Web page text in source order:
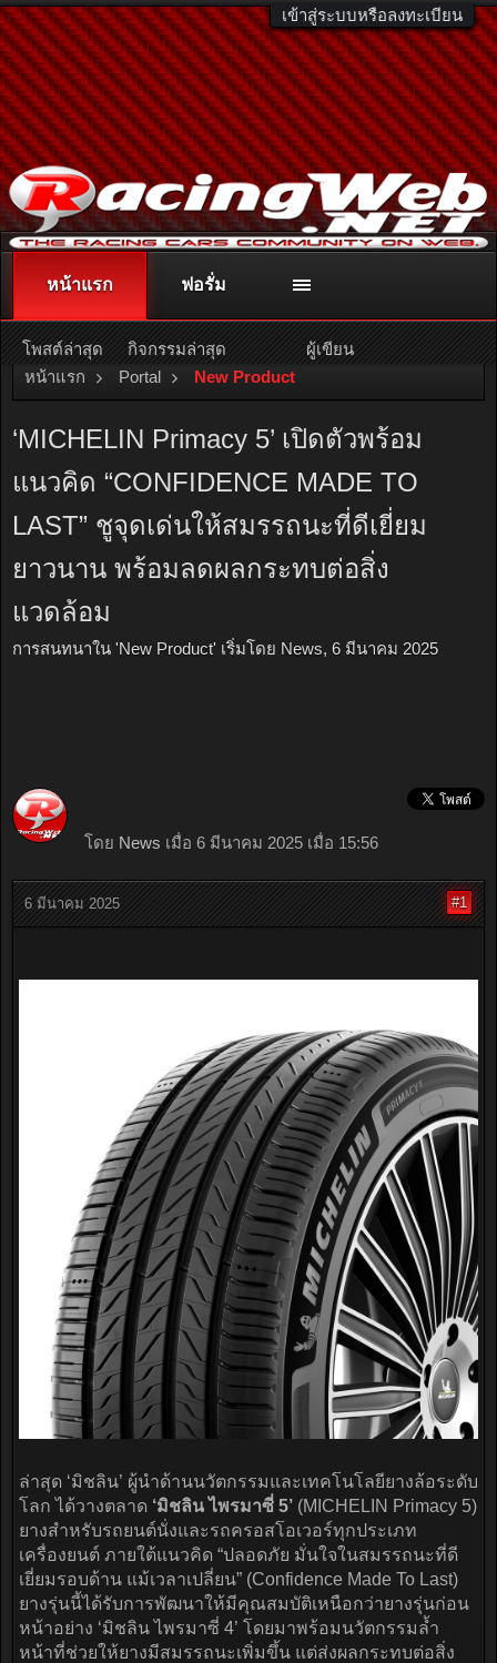
เข้าสู่ระบบหรือลงทะเบียน
ติดต่อลงโฆษณา racingweb@gmail.comหรือโทร. 081-811-1138
หรืออ่านรายละเอียดเพิ่มเติม คลิกที่นี่
หน้าแรก Portal New Product
‘MICHELIN Primacy 5’ เปิดตัวพร้อม
แนวคิด “CONFIDENCE MADE TO
LAST” ชูจุดเด่นให้สมรรถนะที่ดีเยี่ยม
ยาวนาน พร้อมลดผลกระทบต่อสิ่ง
แวดล้อม
การสนทนาใน 'New Product' เริ่มโดย News, 6 มีนาคม 2025
โดย News เมื่อ 6 มีนาคม 2025 เมื่อ 15:56
6 มีนาคม 2025 #1
ล่าสุด ‘มิชลิน’ ผู้นำด้านนวัตกรรมและเทคโนโลยียางล้อระดับ
โลก ได้วางตลาด ‘มิชลิน ไพรมาซี่ 5’ (MICHELIN Primacy 5)
ยางสำหรับรถยนต์นั่งและรถครอสโอเวอร์ทุกประเภท
เครื่องยนต์ ภายใต้แนวคิด “ปลอดภัย มั่นใจในสมรรถนะที่ดี
เยี่ยมรอบด้าน แม้เวลาเปลี่ยน” (Confidence Made To Last)
ยางรุ่นนี้ได้รับการพัฒนาให้มีคุณสมบัติเหนือกว่ายางรุ่นก่อน
หน้าอย่าง ‘มิชลิน ไพรมาซี่ 4’ โดยมาพร้อมนวัตกรรมล้ำ
หน้าที่ช่วยให้ยางมีสมรรถนะเพิ่มขึ้น แต่ส่งผลกระทบต่อสิ่ง
หน้าแรก
โพสต์ล่าสุด กิจกรรมล่าสุด ผู้เขียน
ฟอรั่ม